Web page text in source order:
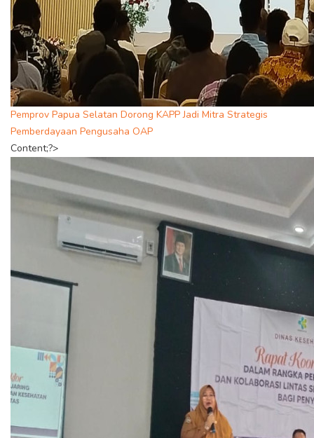
Pemprov Papua Selatan Dorong KAPP Jadi Mitra Strategis
Pemberdayaan Pengusaha OAP
Content;?>